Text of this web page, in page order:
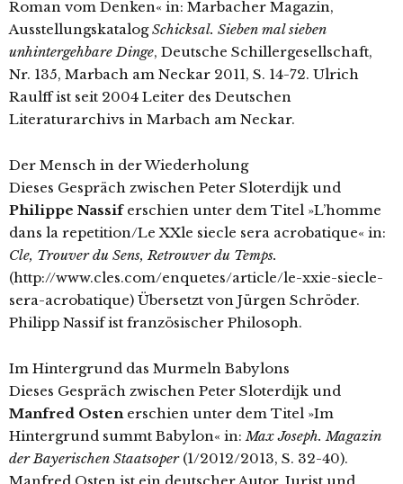
Roman vom Denken« in: Marbacher Magazin,
AusstellungskatalogSchicksal. Sieben mal sieben
unhintergehbare Dinge, Deutsche Schillergesellschaft,
Nr. 135, Marbach am Neckar 2011, S. 14-72. Ulrich
Raulff ist seit 2004 Leiter des Deutschen
Literaturarchivs in Marbach am Neckar.
Der Mensch in der Wiederholung
Dieses Gespräch zwischen Peter Sloterdijk und
Philippe Nassiferschien unter dem Titel »L’homme
dans la repetition/Le XXle siecle sera acrobatique« in:
Cle, Trouver du Sens, Retrouver du Temps.
(http://www.cles.com/enquetes/article/le-xxie-siecle-
sera-acrobatique) Übersetzt von Jürgen Schröder.
Philipp Nassif ist französischer Philosoph.
Im Hintergrund das Murmeln Babylons
Dieses Gespräch zwischen Peter Sloterdijk und
Manfred Ostenerschien unter dem Titel »Im
Hintergrund summt Babylon« in:Max Joseph. Magazin
der Bayerischen Staatsoper(1/2012/2013, S. 32-40).